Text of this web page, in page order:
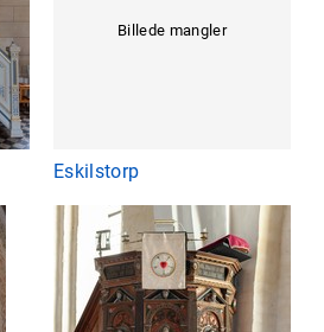
Billede mangler
Eskilstorp